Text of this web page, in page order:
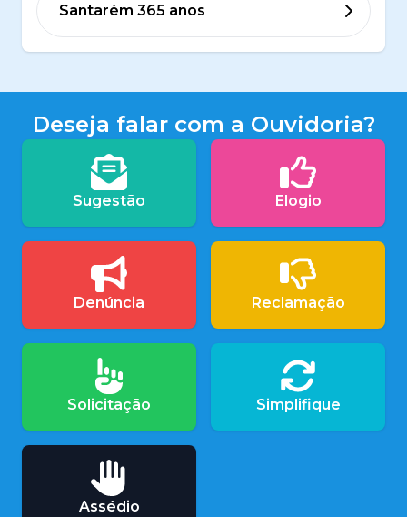
Santarém 365 anos
Deseja falar com a Ouvidoria?
Sugestão Elogio
Denúncia Reclamação
Solicitação Simplifique
Assédio